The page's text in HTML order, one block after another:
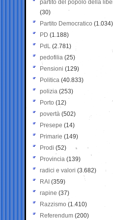
partito del popolo della
(30)
Partito Democratico (1.034)
PD (1.188)
PdL (2.781)
pedofilia (25)
Pensioni (129)
Politica (40.833)
polizia (253)
Porto (12)
povertà (502)
Presepe (14)
Primarie (149)
Prodi (52)
Provincia (139)
radici e valori (3.682)
RAI (359)
rapine (37)
Razzismo (1.410)
Referendum (200)